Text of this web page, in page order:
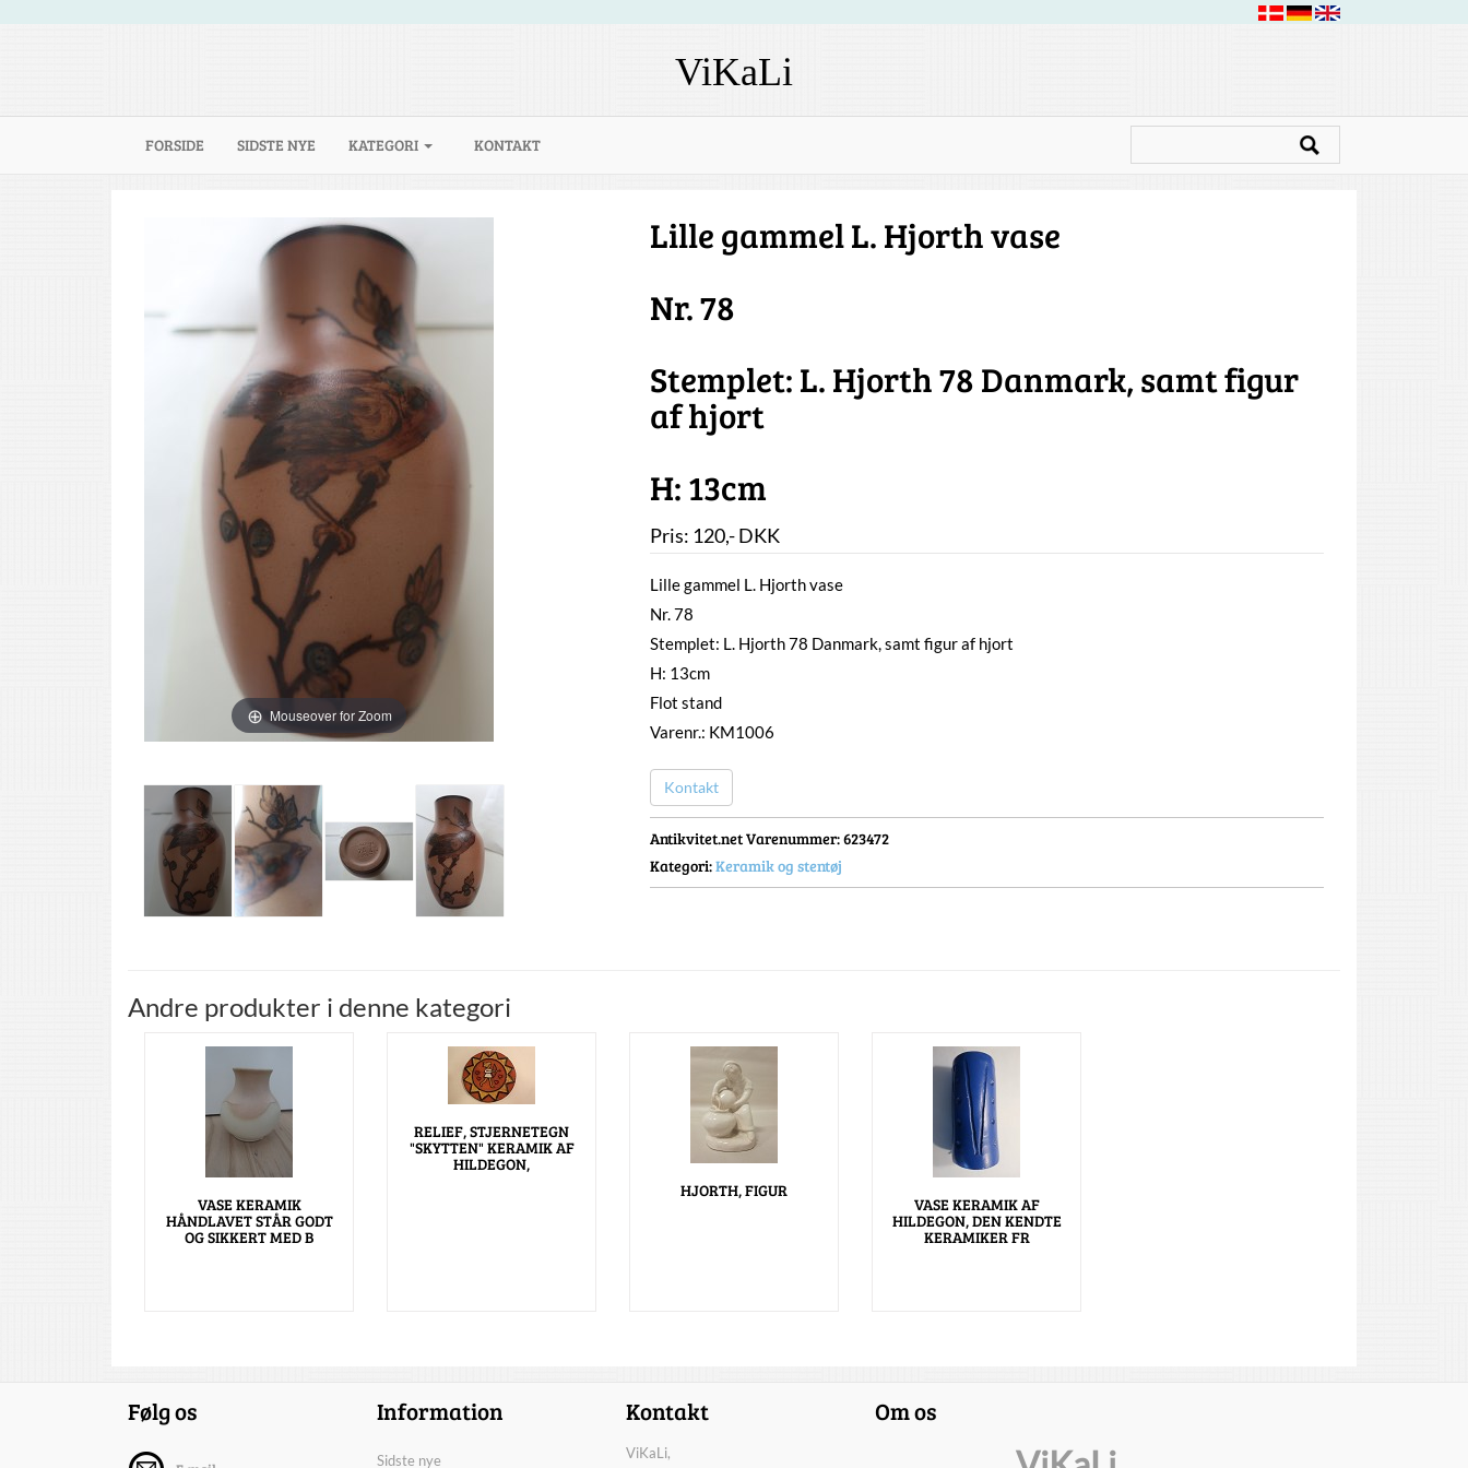
ViKaLi
FORSIDE (CURRENT)
SIDSTE NYE KATEGORI KONTAKT
Mouseover for Zoom
Lille gammel L. Hjorth vase
Nr. 78
Stemplet: L. Hjorth 78 Danmark, samt figur
af hjort
H: 13cm
Pris: 120,-DKK
Lille gammel L. Hjorth vase
Nr. 78
Stemplet: L. Hjorth 78 Danmark, samt figur af hjort
H: 13cm
Flot stand
Varenr.: KM1006
Kontakt
Antikvitet.net Varenummer: 623472
Kategori:Keramik og stentøj
Andre produkter i denne kategori
VASE KERAMIK
HÅNDLAVET STÅR GODT
OG SIKKERT MED B
RELIEF, STJERNETEGN
"SKYTTEN" KERAMIK AF
HILDEGON,
HJORTH, FIGUR
VASE KERAMIK AF
HILDEGON, DEN KENDTE
KERAMIKER FR
Følg os Information
Sidste nye
Kontakt
ViKaLi,
Om os